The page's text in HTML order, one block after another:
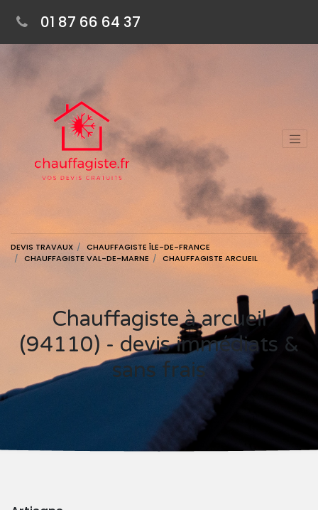
01 87 66 64 37
DEVIS TRAVAUX
CHAUFFAGISTE ÎLE-DE-FRANCE
CHAUFFAGISTE VAL-DE-MARNE
CHAUFFAGISTE ARCUEIL
Chauffagiste à arcueil
(94110) - devis immédiats &
sans frais